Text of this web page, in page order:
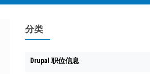
分类
Drupal 职位信息